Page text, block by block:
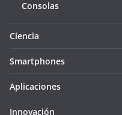
Consolas
Ciencia
Smartphones
Aplicaciones
Innovación